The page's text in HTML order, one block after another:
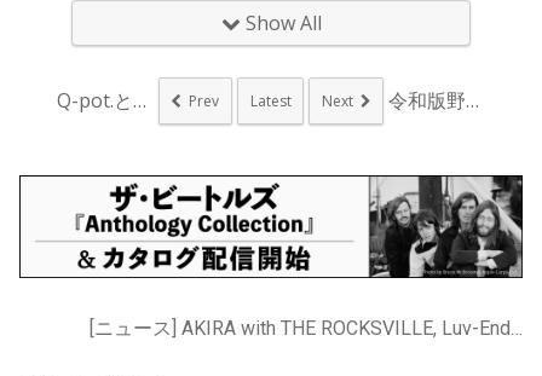
Show All
Q-pot.とたぬき... Prev Latest Next 令和版野球拳おどり〈...
[ニュース] AKIRA with THE ROCKSVILLE, Luv-Enders, THE COLTS, THE MACKSHOW